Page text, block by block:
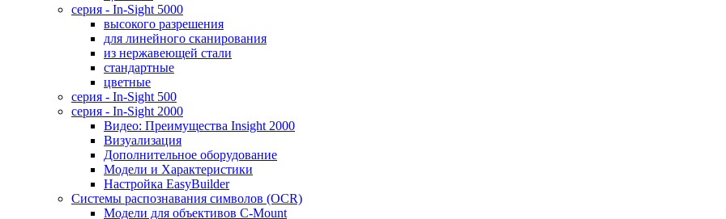
серия - In-Sight 5000
высокого разрешения
для линейного сканирования
из нержавеющей стали
стандартные
цветные
серия - In-Sight 500
cерия - In-Sight 2000
Видео: Преимущества Insight 2000
Визуализация
Дополнительное оборудование
Модели и Характеристики
Настройка EasyBuilder
Системы распознавания символов (OCR)
Модели для объективов C-Mount